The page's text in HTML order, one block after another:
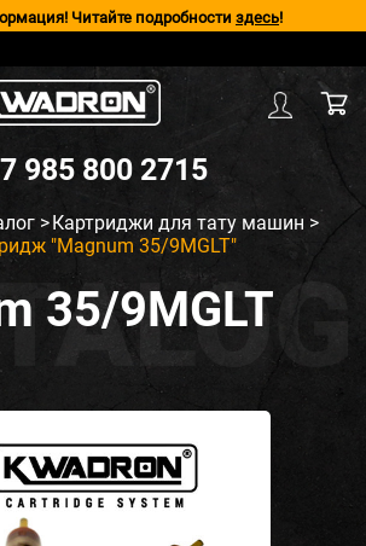
Читайте подробности здесь!
985 800 2715
>Картриджи для тату машин >
"Magnum 35/9MGLT"
35/9MGLT